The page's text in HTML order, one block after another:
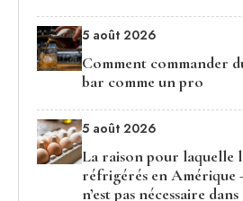
5 août 2026
Comment commander
bar comme un pro
5 août 2026
La raison pour laquelle
réfrigérés en Amérique
n’est pas nécessaire